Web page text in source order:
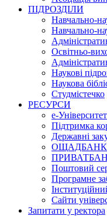
ПІДРОЗДІЛИ
Навчально-
Навчально-
Освітньо-
Наукові
Наукова
Студмістечко
РЕСУРСИ
е-Університет
Підтримка
Державні
ОЩАДБАНК
Поштовий
Програмне
Сайти
Запитати у ректора